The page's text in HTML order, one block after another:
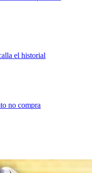
el historial
no compra